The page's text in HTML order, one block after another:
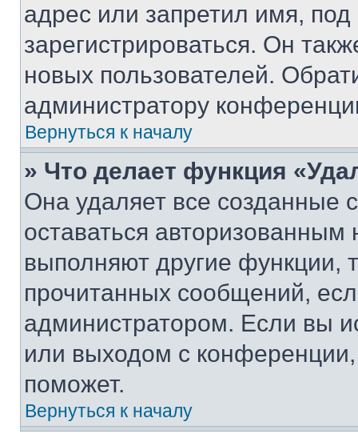
адрес или запретил имя,
зарегистрироваться. Он
новых пользователей.
администратору
Вернуться к началу
» Что делает функция
Она удаляет все созданные
оставаться
выполняют другие функции,
прочитанных сообщений,
администратором. Если вы
или выходом с
поможет.
Вернуться к началу